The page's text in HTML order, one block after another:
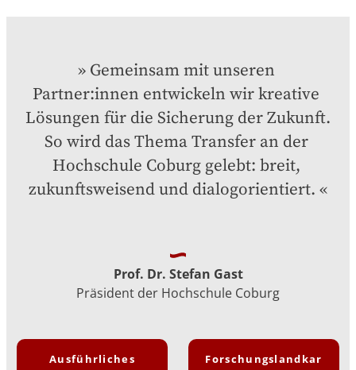
Gemeinsam mit unseren
Partner:innen entwickeln wir kreative
Lösungen für die Sicherung der Zukunft.
So wird das Thema Transfer an der
Hochschule Coburg gelebt: breit,
zukunftsweisend und dialogorientiert.
Prof. Dr. Stefan Gast
Präsident der Hochschule Coburg
Ausführliches
Forschungslandkar